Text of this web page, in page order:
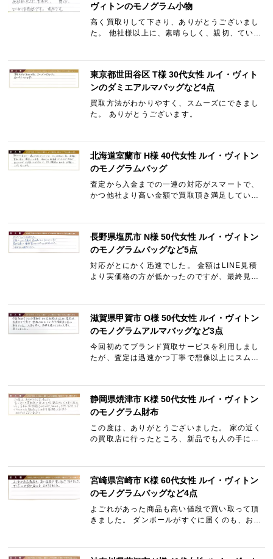
ヴィトンのモノグラム小物
高く買取りして下さり、ありがとうございまし
た。 他社様以上に、素晴らしく、親切、ていね
東京都世田谷区 T様 30代女性 ルイ・ヴィト
ンのダミエアルマバッグなど4点
買取方法がわかりやすく、スムーズにできまし
た。 ありがとうございます。
北海道室蘭市 H様 40代女性 ルイ・ヴィトン
のモノグラムバッグ
査定から入金までの一連の対応がスマートで、
かつ他社より高い金額で買取頂き満足していま
長野県塩尻市 N様 50代女性 ルイ・ヴィトン
のモノグラムバッグなど5点
対応がとにかく迅速でした。 金額はLINE見積
より実価格の方が低かったのですが、最終見積
滋賀県甲賀市 O様 50代女性 ルイ・ヴィトン
のモノグラムアルマバッグなど3点
今回初めてブランド買取サービスを利用しまし
たが、査定は迅速かつ丁寧で想像以上にスムー
静岡県焼津市 K様 50代女性 ルイ・ヴィトン
のモノグラム財布
この度は、ありがとうございました。 家の近く
の買取店に行ったところ、新品でも人の手に渡
宮崎県宮崎市 K様 60代女性 ルイ・ヴィトン
のモノグラムバッグなど4点
よごれがあった商品も高い値段で買い取って頂
きました。 ダンボールがすぐに届くのも、おど